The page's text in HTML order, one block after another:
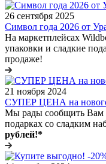
26 сентября 2025
Символ года 2026 от
На маркетплейсах
упаковки и сладкие
продаже!
21 ноября 2024
СУПЕР ЦЕНА на
Мы рады сообщить Вам
подарках со сладким
рублей!*